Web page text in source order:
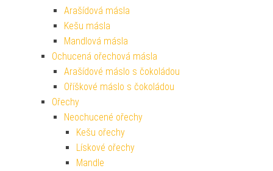
Arašídová másla
Kešu másla
Mandlová másla
Ochucená ořechová másla
Arašídové máslo s čokoládou
Oříškové máslo s čokoládou
Ořechy
Neochucené ořechy
Kešu ořechy
Lískové ořechy
Mandle